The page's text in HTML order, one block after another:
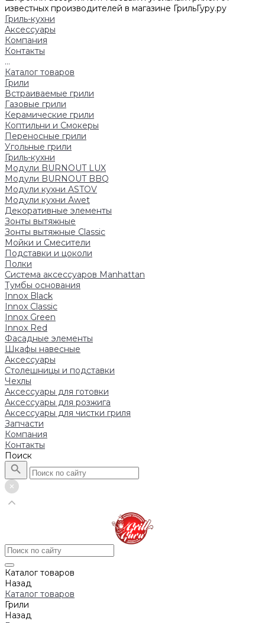
известных производителей в магазине ГрильГуру.ру
Гриль-кухни
Аксессуары
Компания
Контакты
...
Каталог товаров
Грили
Встраиваемые грили
Газовые грили
Керамические грили
Коптильни и Смокеры
Переносные грили
Угольные грили
Гриль-кухни
Модули BURNOUT LUX
Модули BURNOUT BBQ
Модули кухни ASTOV
Модули кухни Аwet
Декоративные элементы
Зонты вытяжные
Зонты вытяжные Classic
Мойки и Смесители
Подставки и цоколи
Полки
Система аксессуаров Manhattan
Тумбы основания
Innox Black
Innox Classic
Innox Green
Innox Red
Фасадные элементы
Шкафы навесные
Аксессуары
Столешницы и подставки
Чехлы
Аксессуары для готовки
Аксессуары для розжига
Аксессуары для чистки гриля
Запчасти
Компания
Контакты
Поиск
Каталог товаров
Назад
Каталог товаров
Грили
Назад